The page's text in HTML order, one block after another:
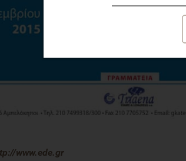
www.ede.gr